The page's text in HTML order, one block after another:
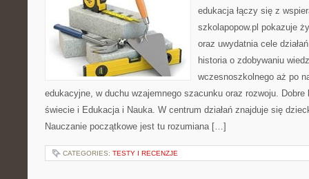
edukacja łączy się z
szkolapopow.pl pokazuje
oraz uwydatnia cele
historia o zdobywaniu
wczesnoszkolnego aż po
edukacyjne, w duchu wzajemnego szacunku oraz rozwoju.
świecie i Edukacja i Nauka. W centrum działań znajduje się
Nauczanie początkowe jest tu rozumiana […]
CATEGORIES: TESTY I RECENZJE